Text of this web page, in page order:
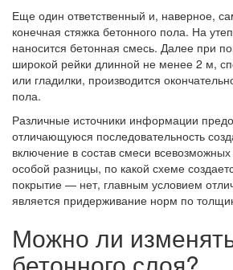
Еще один ответственный и, наверное,
конечная стяжка бетонного пола. На
наносится бетонная смесь. Далее при
широкой рейки длинной не менее 2 м,
или гладилки, производится
пола.
Различные источники информации
отличающуюся последовательность
включение в состав смеси
особой разницы, по какой схеме
покрытие — нет, главным условием
является придерживание норм по
Можно ли